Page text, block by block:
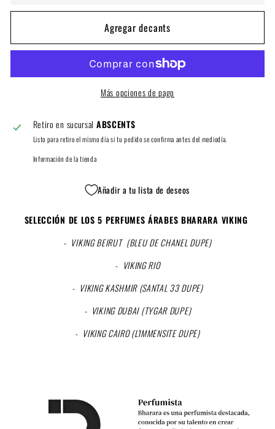
Agregar decants
Más opciones de pago
Retiro en sucursal ABSCENTS
Listo para retiro el mismo día si tu pedido se confirma antes del mediodía.
Información de la tienda
Añadir a tu lista de deseos
SELECCIÓN DE LOS 5 PERFUMES ÁRABES BHARARA VIKING
- VIKING BEIRUT (BLEU DE CHANEL DUPE)
- VIKING RIO
- VIKING KASHMIR (SANTAL 33 DUPE)
- VIKING DUBAI (TYGAR DUPE)
- VIKING CAIRO (L'IMMENSITE DUPE)